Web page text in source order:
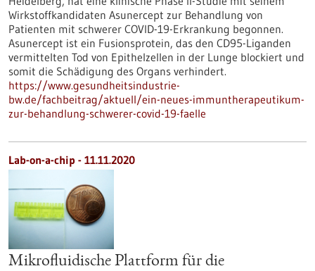
Wirkstoffkandidaten Asunercept zur Behandlung von
Patienten mit schwerer COVID-19-Erkrankung begonnen.
Asunercept ist ein Fusionsprotein, das den CD95-Liganden
vermittelten Tod von Epithelzellen in der Lunge blockiert und
somit die Schädigung des Organs verhindert.
https://www.gesundheitsindustrie-
bw.de/fachbeitrag/aktuell/ein-neues-immuntherapeutikum-
zur-behandlung-schwerer-covid-19-faelle
Lab-on-a-chip - 11.11.2020
Mikrofluidische Plattform für die